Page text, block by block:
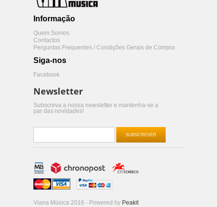
Informação
Quem Somos
Contactos
Perguntas Frequentes / Condições Gerais de Compra
Siga-nos
Facebook
Newsletter
Subscreva a nossa newsletter e mantenha-se a
par das novidades!
SUBSCREVER
Viana Música 2016 - Powered by Peakit